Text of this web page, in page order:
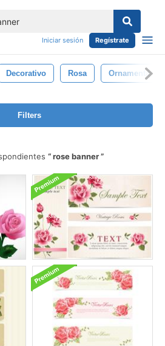
Iniciar sesión Regístrate
Decorativo Rosa Ornamental
Filters
rose banner